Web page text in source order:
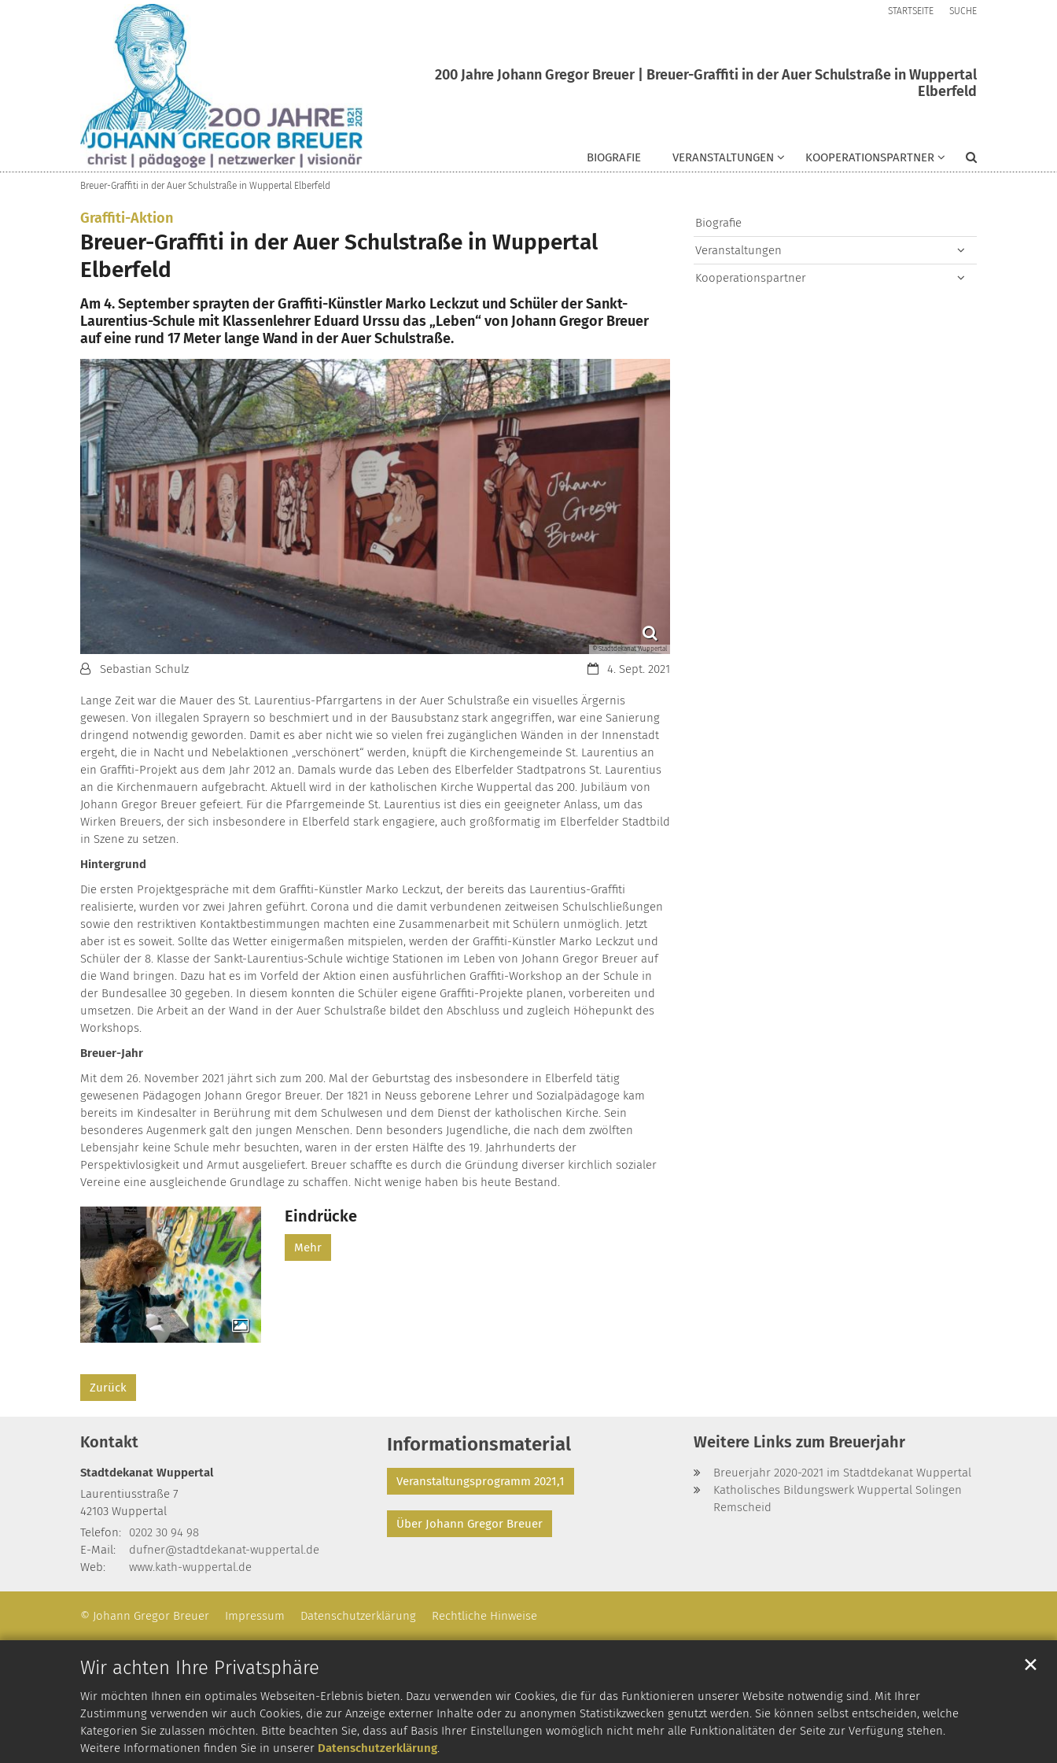
Wir achten Ihre Privatsphäre
Wir möchten Ihnen ein optimales Webseiten-Erlebnis bieten. Dazu verwenden wir Cookies, die für das Funktionieren unserer Website notwendig sind. Mit Ihrer
Zustimmung verwenden wir auch Cookies, die zur Anzeige externer Inhalte oder zu anonymen Statistikzwecken genutzt werden. Sie können selbst entscheiden, welche
Kategorien Sie zulassen möchten. Bitte beachten Sie, dass auf Basis Ihrer Einstellungen womöglich nicht mehr alle Funktionalitäten der Seite zur Verfügung stehen.
Weitere Informationen finden Sie in unserer Datenschutzerklärung.
✕
STARTSEITE SUCHE
200 Jahre Johann Gregor Breuer | Breuer-Graffiti in der Auer Schulstraße in Wuppertal
Elberfeld
BIOGRAFIE VERANSTALTUNGEN KOOPERATIONSPARTNER
Breuer-Graffiti in der Auer Schulstraße in Wuppertal Elberfeld
Graffiti-Aktion
Breuer-Graffiti in der Auer Schulstraße in Wuppertal
Elberfeld
Am 4. September sprayten der Graffiti-Künstler Marko Leckzut und Schüler der Sankt-
Laurentius-Schule mit Klassenlehrer Eduard Urssu das „Leben“ von Johann Gregor Breuer
auf eine rund 17 Meter lange Wand in der Auer Schulstraße.
© Stadtdekanat Wuppertal
Datum:4. Sept. 2021
Von:Sebastian Schulz
Lange Zeit war die Mauer des St. Laurentius-Pfarrgartens in der Auer Schulstraße ein visuelles Ärgernis
gewesen. Von illegalen Sprayern so beschmiert und in der Bausubstanz stark angegriffen, war eine Sanierung
dringend notwendig geworden. Damit es aber nicht wie so vielen frei zugänglichen Wänden in der Innenstadt
ergeht, die in Nacht und Nebelaktionen „verschönert“ werden, knüpft die Kirchengemeinde St. Laurentius an
ein Graffiti-Projekt aus dem Jahr 2012 an. Damals wurde das Leben des Elberfelder Stadtpatrons St. Laurentius
an die Kirchenmauern aufgebracht. Aktuell wird in der katholischen Kirche Wuppertal das 200. Jubiläum von
Johann Gregor Breuer gefeiert. Für die Pfarrgemeinde St. Laurentius ist dies ein geeigneter Anlass, um das
Wirken Breuers, der sich insbesondere in Elberfeld stark engagiere, auch großformatig im Elberfelder Stadtbild
in Szene zu setzen.
Hintergrund
Die ersten Projektgespräche mit dem Graffiti-Künstler Marko Leckzut, der bereits das Laurentius-Graffiti
realisierte, wurden vor zwei Jahren geführt. Corona und die damit verbundenen zeitweisen Schulschließungen
sowie den restriktiven Kontaktbestimmungen machten eine Zusammenarbeit mit Schülern unmöglich. Jetzt
aber ist es soweit. Sollte das Wetter einigermaßen mitspielen, werden der Graffiti-Künstler Marko Leckzut und
Schüler der 8. Klasse der Sankt-Laurentius-Schule wichtige Stationen im Leben von Johann Gregor Breuer auf
die Wand bringen. Dazu hat es im Vorfeld der Aktion einen ausführlichen Graffiti-Workshop an der Schule in
der Bundesallee 30 gegeben. In diesem konnten die Schüler eigene Graffiti-Projekte planen, vorbereiten und
umsetzen. Die Arbeit an der Wand in der Auer Schulstraße bildet den Abschluss und zugleich Höhepunkt des
Workshops.
Breuer-Jahr
Mit dem 26. November 2021 jährt sich zum 200. Mal der Geburtstag des insbesondere in Elberfeld tätig
gewesenen Pädagogen Johann Gregor Breuer. Der 1821 in Neuss geborene Lehrer und Sozialpädagoge kam
bereits im Kindesalter in Berührung mit dem Schulwesen und dem Dienst der katholischen Kirche. Sein
besonderes Augenmerk galt den jungen Menschen. Denn besonders Jugendliche, die nach dem zwölften
Lebensjahr keine Schule mehr besuchten, waren in der ersten Hälfte des 19. Jahrhunderts der
Perspektivlosigkeit und Armut ausgeliefert. Breuer schaffte es durch die Gründung diverser kirchlich sozialer
Vereine eine ausgleichende Grundlage zu schaffen. Nicht wenige haben bis heute Bestand.
Eindrücke
Mehr
Zurück
Biografie
Veranstaltungen
Kooperationspartner
Kontakt
Stadtdekanat Wuppertal
Laurentiusstraße 7
42103 Wuppertal
Telefon:
0202 30 94 98
E-Mail:
dufner@stadtdekanat-wuppertal.de
Web:
www.kath-wuppertal.de
Informationsmaterial
Veranstaltungsprogramm 2021,1
Über Johann Gregor Breuer
Weitere Links zum Breuerjahr
Breuerjahr 2020-2021 im Stadtdekanat Wuppertal
Katholisches Bildungswerk Wuppertal Solingen
Remscheid
© Johann Gregor Breuer Impressum Datenschutzerklärung Rechtliche Hinweise